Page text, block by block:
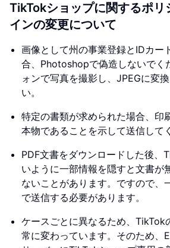
TikTokショップに関するポリ
インの変更について
画像として州の事業登録とIDカー
合、Photoshopで偽造しないでく
ォンで写真を撮影し、JPEGに変
い。
特定の書類が求められた場合、印
本物であることを示して送信して
PDF文書をダウンロードした後、
いように一部情報を隠すと文書が
ないことがあります。ですので、
で送信する必要があります。
ケースごとに異なるため、TikTok
常に変わっています。そのため